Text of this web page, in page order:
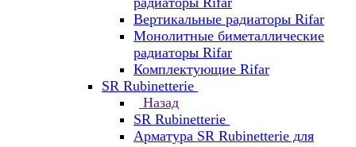
Вертикальные радиаторы Rifar
Монолитные биметаллические
радиаторы Rifar
Комплектующие Rifar
SR Rubinetterie
Назад
SR Rubinetterie
Арматура SR Rubinetterie для